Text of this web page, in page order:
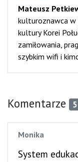
Mateusz
kulturoznawca w
kultury Korei
zamiłowania,
szybkim wifi i
Komentarze 5
Monika
System